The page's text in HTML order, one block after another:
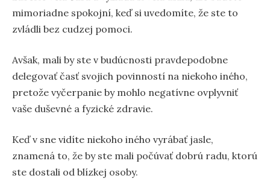
mimoriadne spokojní, keď si uvedomíte, že ste to
zvládli bez cudzej pomoci.
Avšak, mali by ste v budúcnosti pravdepodobne
delegovať časť svojich povinností na niekoho iného,
pretože vyčerpanie by mohlo negatívne ovplyvniť
vaše duševné a fyzické zdravie.
Keď v sne vidíte niekoho iného vyrábať jasle,
znamená to, že by ste mali počúvať dobrú radu, ktorú
ste dostali od blízkej osoby.